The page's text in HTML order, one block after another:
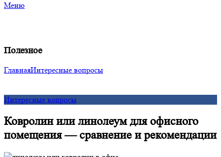
Меню
Полезное
ГлавнаяИнтересные вопросы
Интересные вопросы
Ковролин или линолеум для офисного
помещения — сравнение и рекомендации